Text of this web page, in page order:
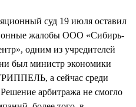
суд 19 июля оставил
жалобы ООО «Сибирь-
одним из учредителей
был министр экономики
а сейчас среди
арбитража не смогло